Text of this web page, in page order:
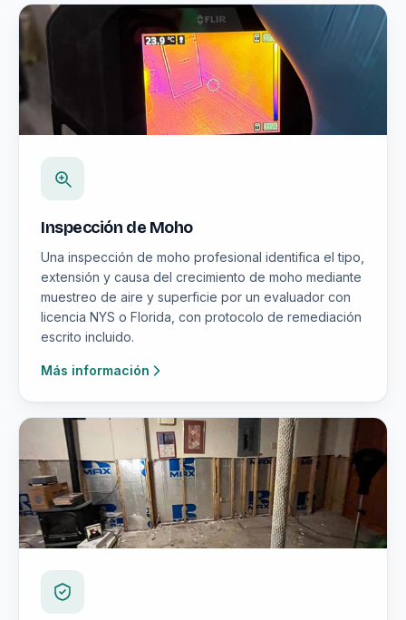
Inspección de Moho
Una inspección de moho profesional identifica el tipo,
extensión y causa del crecimiento de moho mediante
muestreo de aire y superficie por un evaluador con
licencia NYS o Florida, con protocolo de remediación
escrito incluido.
Más información